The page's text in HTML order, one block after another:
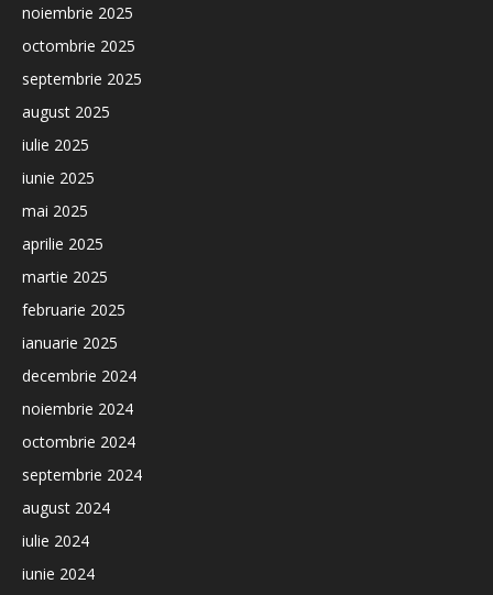
noiembrie 2025
octombrie 2025
septembrie 2025
august 2025
iulie 2025
iunie 2025
mai 2025
aprilie 2025
martie 2025
februarie 2025
ianuarie 2025
decembrie 2024
noiembrie 2024
octombrie 2024
septembrie 2024
august 2024
iulie 2024
iunie 2024